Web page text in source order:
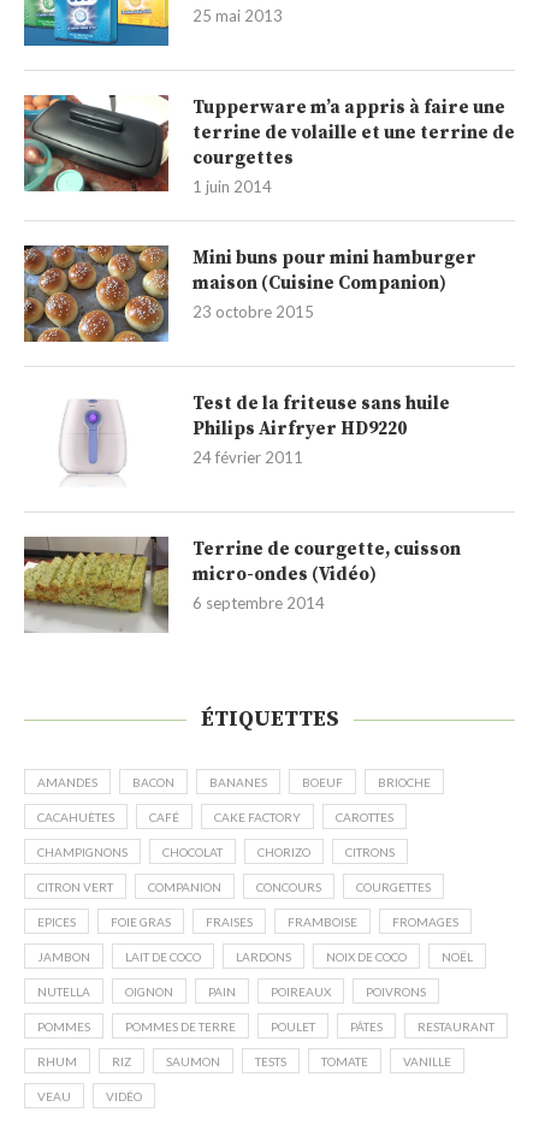
25 mai 2013
Tupperware m’a appris à faire une
terrine de volaille et une terrine de
courgettes
1 juin 2014
Mini buns pour mini hamburger
maison (Cuisine Companion)
23 octobre 2015
Test de la friteuse sans huile
Philips Airfryer HD9220
24 février 2011
Terrine de courgette, cuisson
micro-ondes (Vidéo)
6 septembre 2014
ÉTIQUETTES
AMANDES BACON BANANES BOEUF BRIOCHE
CACAHUÈTES CAFÉ CAKE FACTORY CAROTTES
CHAMPIGNONS CHOCOLAT CHORIZO CITRONS
CITRON VERT COMPANION CONCOURS COURGETTES
EPICES FOIE GRAS FRAISES FRAMBOISE FROMAGES
JAMBON LAIT DE COCO LARDONS NOIX DE COCO NOËL
NUTELLA OIGNON PAIN POIREAUX POIVRONS
POMMES POMMES DE TERRE POULET PÂTES RESTAURANT
RHUM RIZ SAUMON TESTS TOMATE VANILLE
VEAU VIDÉO